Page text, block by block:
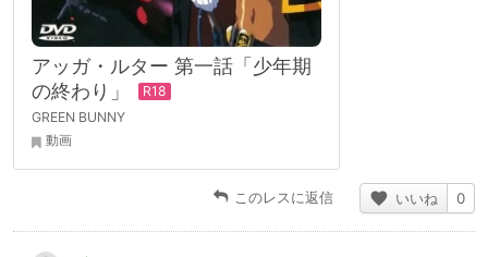
アッガ・ルター 第一話「少年期
の終わり」
GREEN BUNNY
動画
このレスに返信 いいね 0